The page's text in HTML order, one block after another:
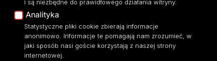
dotyczą, na gruncie rodo
[w:]
Realizacja praw osób, których dane
dotyczą, na podstawie RODO, B. Fischer,
M. Sakowska-Baryła (red.), Presscom,
Wrocław 2017, ss. 13-43, ISBN 978-83-65611-
i są niezbędne do prawidłowego działania witryny.
Analityka
Statystyczne pliki cookie zbierają informacje
anonimowo. Informacje te pomagają nam zrozumieć, w
jaki sposób nasi goście korzystają z naszej strony
internetowej.